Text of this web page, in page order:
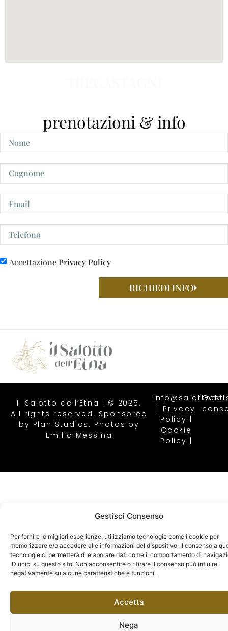
Gestisci Consenso
Per fornire le migliori esperienze, utilizziamo tecnologie come i cookie per
memorizzare e/o accedere alle informazioni del dispositivo. Il consenso a
tecnologie ci permetterà di elaborare dati come il comportamento di
ID unici su questo sito. Non acconsentire o ritirare il consenso può influire
negativamente su alcune caratteristiche e funzioni.
Accetta
Nega
prenotazioni & info
AccettazionePrivacy Policy
RICHIEDI INFO
Il Salotto dell’Etna | © 2025.
All rights reserved. Sponsored
by Plan Studios . Photos by
Emilio Messina
| Privacy
Policy |
Cookie
Policy |